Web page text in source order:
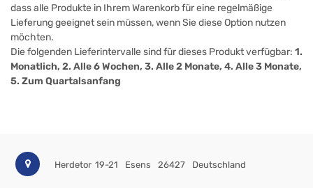
dass alle Produkte in Ihrem Warenkorb für eine regelmäßige
Lieferung geeignet sein müssen, wenn Sie diese Option nutzen
möchten.
Die folgenden Lieferintervalle sind für dieses Produkt verfügbar: 1.
Monatlich, 2. Alle 6 Wochen, 3. Alle 2 Monate, 4. Alle 3 Monate,
5. Zum Quartalsanfang
Herdetor 19-21 Esens 26427 Deutschland